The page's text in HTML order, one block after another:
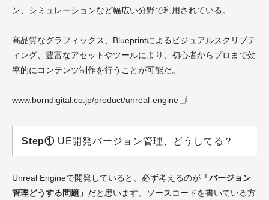
ン、シミュレーションなど幅広い分野で利用されている。
高品質なグラフィックス、Blueprintによるビジュアルスクリプテ
ィング、豊富なアセットやツールにより、初心者からプロまで効
率的にコンテンツ制作を行うことが可能だ。
www.borndigital.co.jp/product/unreal-engine
Step① UE開発バージョン管理、どうしてる？
Unreal Engineで開発していると、必ず考えるのが 「バージョン
管理どうする問題」 だと思います。ソースコードを書いている方